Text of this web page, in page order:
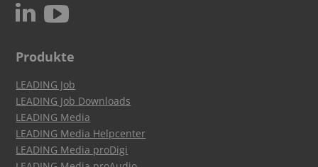
N c
Produkte
LEADING Job
LEADING Job Downloads
LEADING Media
LEADING Media Helpcenter
LEADING Media proDigi